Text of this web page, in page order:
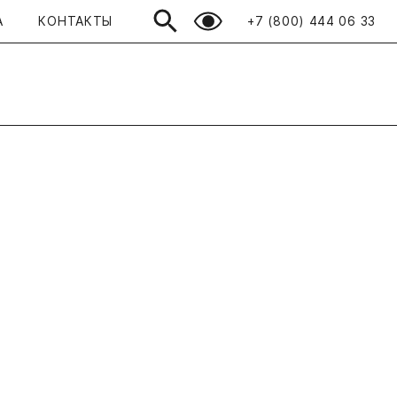
КОНТАКТЫ Открыть поиск
Просмотренные+7 (800) 444 06 33